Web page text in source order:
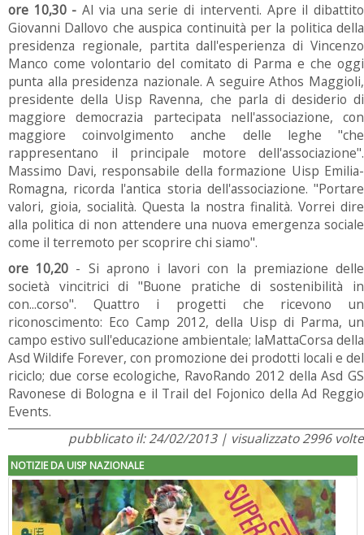
ore 10,30 -Al via una serie di interventi. Apre il dibattito
Giovanni Dallovo che auspica continuità per la politica della
presidenza regionale, partita dall'esperienza di Vincenzo
Manco come volontario del comitato di Parma e che oggi
punta alla presidenza nazionale. A seguire Athos Maggioli,
presidente della Uisp Ravenna, che parla di desiderio di
maggiore democrazia partecipata nell'associazione, con
maggiore coinvolgimento anche delle leghe "che
rappresentano il principale motore dell'associazione".
Massimo Davi, responsabile della formazione Uisp Emilia-
Romagna, ricorda l'antica storia dell'associazione. "Portare
valori, gioia, socialità. Questa la nostra finalità. Vorrei dire
alla politica di non attendere una nuova emergenza sociale
come il terremoto per scoprire chi siamo".
ore 10,20 - Si aprono i lavori con la premiazione delle
società vincitrici di "Buone pratiche di sostenibilità in
con...corso". Quattro i progetti che ricevono un
riconoscimento: Eco Camp 2012, della Uisp di Parma, un
campo estivo sull'educazione ambientale; laMattaCorsa della
Asd Wildife Forever, con promozione dei prodotti locali e del
riciclo; due corse ecologiche, RavoRando 2012 della Asd GS
Ravonese di Bologna e il Trail del Fojonico della Ad Reggio
Events.
pubblicato il: 24/02/2013 | visualizzato 2996 volte
NOTIZIE DA UISP NAZIONALE